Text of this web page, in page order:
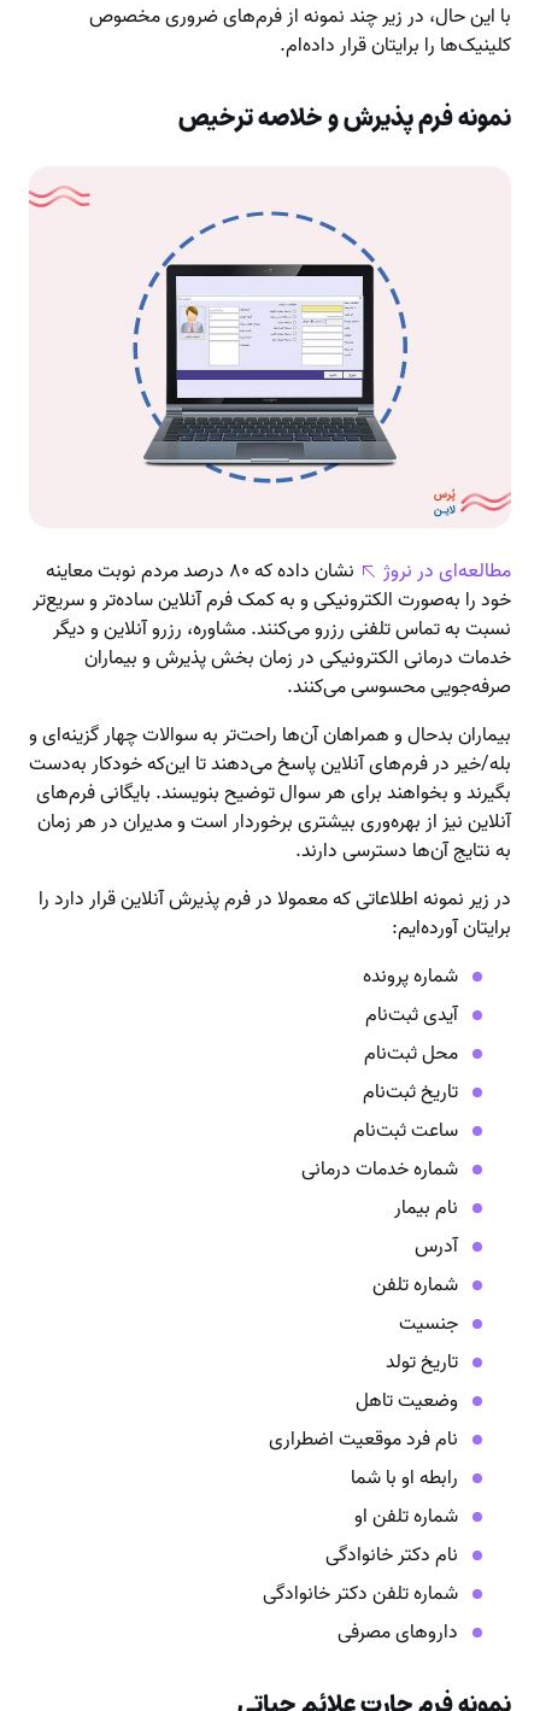
با این حال، در زیر چند نمونه از فرم‌های ضروری مخصوص
کلینیک‌ها را برایتان قرار داده‌ام.
نمونه فرم پذیرش و خلاصه ترخیص
مطالعه‌ای در نروژ
نشان داده که ۸۰ درصد مردم نوبت معاینه
خود را به‌صورت الکترونیکی و به کمک فرم آنلاین ساده‌تر و سریع‌تر
نسبت به تماس تلفنی رزرو می‌کنند. مشاوره، رزرو آنلاین و دیگر
خدمات درمانی الکترونیکی در زمان بخش پذیرش و بیماران
صرفه‌جویی محسوسی می‌کنند.
بیماران بدحال و همراهان آن‌ها راحت‌تر به سوالات چهار گزینه‌ای و
بله/خیر در فرم‌های آنلاین پاسخ می‌دهند تا این‌که خودکار به‌دست
بگیرند و بخواهند برای هر سوال توضیح بنویسند. بایگانی فرم‌های
آنلاین نیز از بهره‌وری بیشتری برخوردار است و مدیران در هر زمان
به نتایج آن‌ها دسترسی دارند.
در زیر نمونه اطلاعاتی که معمولا در فرم پذیرش آنلاین قرار دارد را
برایتان آورده‌ایم:
شماره پرونده
آیدی ثبت‌نام
محل ثبت‌نام
تاریخ ثبت‌نام
ساعت ثبت‌نام
شماره خدمات درمانی
نام بیمار
آدرس
شماره تلفن
جنسیت
تاریخ تولد
وضعیت تاهل
نام فرد موقعیت اضطراری
رابطه او با شما
شماره تلفن او
نام دکتر خانوادگی
شماره تلفن دکتر خانوادگی
داروهای مصرفی